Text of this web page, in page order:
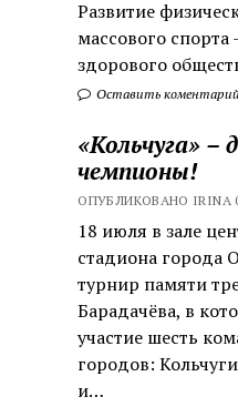
Развитие
массового спорта
здорового
Оставить коментарий
«Кольчуга» –
чемпионы!
ОПУБЛИКОВАНО IRINA
18 июля в зале
стадиона города
турнир памяти
Барадачёва, в
участие шесть
городов:
и…